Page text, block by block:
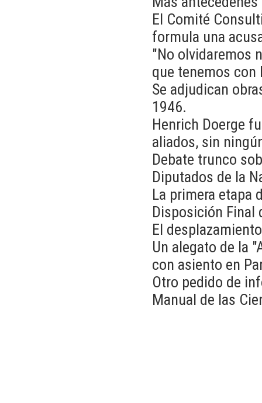
El Comité
formula una
"No olvidaremos
que tenemos con
Se adjudican
1946.
Henrich Doerge
aliados, sin
Debate trunco
Diputados de la
La primera etapa
Disposición Final
El
Un alegato de la
con asiento en
Otro pedido de
Manual de las